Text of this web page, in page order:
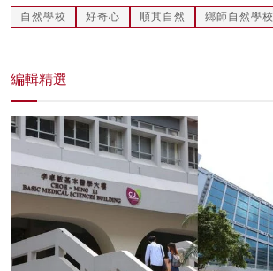
自然學校 好奇心 順其自然 鄉師自然學校
編輯精選